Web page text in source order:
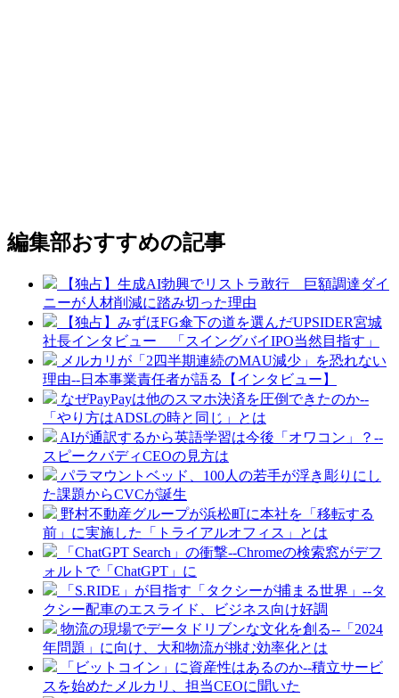
編集部おすすめの記事
【独占】生成AI勃興でリストラ敢行 巨額調達ダイ
ニーが人材削減に踏み切った理由
【独占】みずほFG傘下の道を選んだUPSIDER宮城
社長インタビュー 「スイングバイIPO当然目指す」
メルカリが「2四半期連続のMAU減少」を恐れない
理由--日本事業責任者が語る【インタビュー】
なぜPayPayは他のスマホ決済を圧倒できたのか--
「やり方はADSLの時と同じ」とは
AIが通訳するから英語学習は今後「オワコン」？--
スピークバディCEOの見方は
パラマウントベッド、100人の若手が浮き彫りにし
た課題からCVCが誕生
野村不動産グループが浜松町に本社を「移転する
前」に実施した「トライアルオフィス」とは
「ChatGPT Search」の衝撃--Chromeの検索窓がデフ
ォルトで「ChatGPT」に
「S.RIDE」が目指す「タクシーが捕まる世界」--タ
クシー配車のエスライド、ビジネス向け好調
物流の現場でデータドリブンな文化を創る--「2024
年問題」に向け、大和物流が挑む効率化とは
「ビットコイン」に資産性はあるのか--積立サービ
スを始めたメルカリ、担当CEOに聞いた